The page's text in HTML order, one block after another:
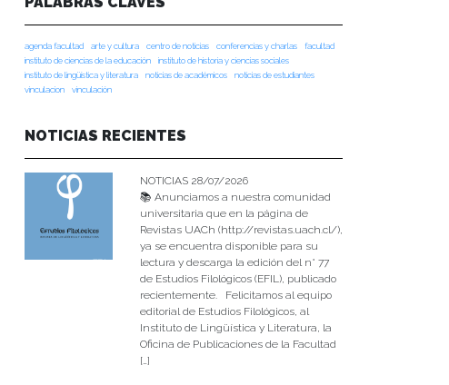
agenda facultad arte y cultura centro de noticias conferencias y charlas
facultad
instituto de ciencias de la educación
instituto de historia y ciencias sociales
instituto de lingüística y literatura
noticias de académicos
noticias de estudiantes
vinculacion
vinculación
NOTICIAS RECIENTES
NOTICIAS 28/07/2026
📚 Anunciamos a nuestra comunidad
universitaria que en la página de
Revistas UACh (http://revistas.uach.cl/),
ya se encuentra disponible para su
lectura y descarga la edición del n° 77
de Estudios Filológicos (EFIL), publicado
recientemente. Felicitamos al equipo
editorial de Estudios Filológicos, al
Instituto de Lingüística y Literatura, la
Oficina de Publicaciones de la Facultad
[…]